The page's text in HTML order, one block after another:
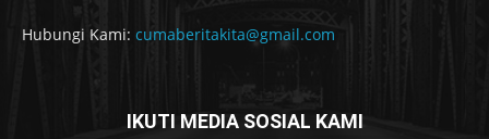
Hubungi Kami: cumaberitakita@gmail.com
IKUTI MEDIA SOSIAL KAMI